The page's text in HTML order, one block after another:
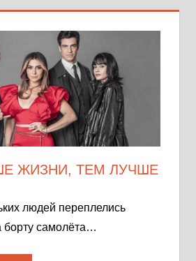
ЖИЗНИ, ТЕМ ЛУЧШЕ
людей переплелись
борту самолёта…